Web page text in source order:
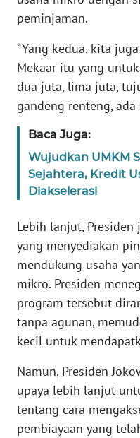
peminjaman.
“Yang kedua, kita
Mekaar itu yang
dua juta, lima juta,
gandeng renteng, ada
Baca Juga:
Wujudkan UMKM
Sejahtera, Kredit
Diakselerasi
Lebih lanjut,
yang menyediakan
mendukung usaha
mikro. Presiden
program tersebut
tanpa agunan,
kecil untuk
Namun, Presiden
upaya lebih lanjut
tentang cara
pembiayaan yang
WN
WN
JABAR
BANTEN
WN
NTT
WN
KEPRI
WN
WN
PAPUA
WN
RIAU